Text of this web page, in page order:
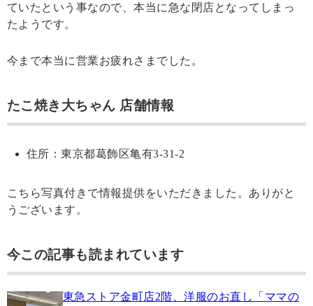
ていたという事なので、本当に急な閉店となってしまっ
たようです。
今まで本当に営業お疲れさまでした。
たこ焼き大ちゃん 店舗情報
住所：東京都葛飾区亀有3-31-2
こちら写真付きで情報提供をいただきました。ありがと
うございます。
今この記事も読まれています
東急ストア金町店2階、洋服のお直し「ママの